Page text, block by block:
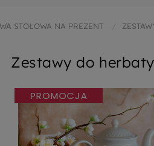
STOŁOWA NA PREZENT
Zestawy do